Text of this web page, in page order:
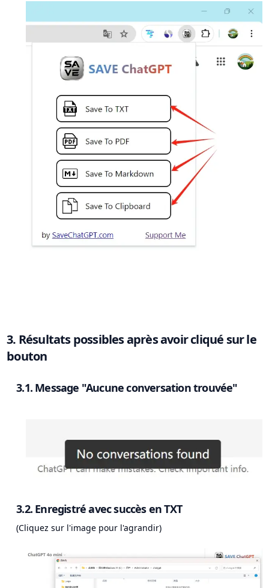
3. Résultats possibles après avoir cliqué sur le
bouton
3.1. Message "Aucune conversation trouvée"
3.2. Enregistré avec succès en TXT
(Cliquez sur l'image pour l'agrandir)